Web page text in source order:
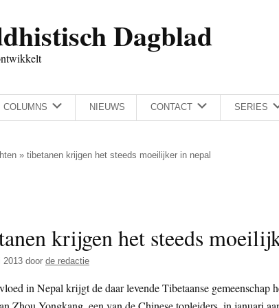
Dagblad
COLUMNS NIEUWS CONTACT SERIES
» tibetanen krijgen het steeds moeilijker in nepal
krijgen het steeds
2013 door de redactie
in Nepal krijgt de daar levende Tibetaanse gemeenschap